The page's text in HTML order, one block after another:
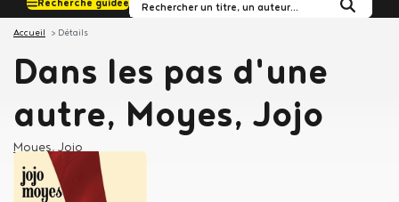
Rechercher dans le
Accueil Détails
Dans les pas d'une
autre, Moyes, Jojo
Auteur
Moyes, Jojo